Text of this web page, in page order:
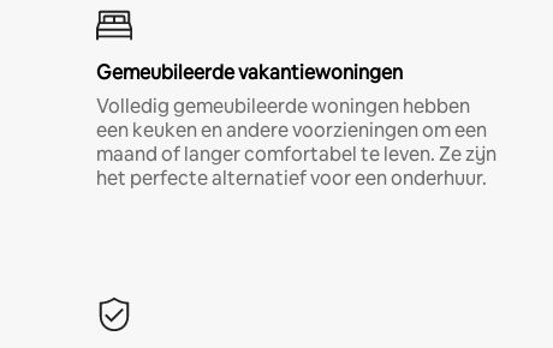
Gemeubileerde vakantiewoningen
Volledig gemeubileerde woningen hebben
een keuken en andere voorzieningen om een
maand of langer comfortabel te leven. Ze zijn
het perfecte alternatief voor een onderhuur.